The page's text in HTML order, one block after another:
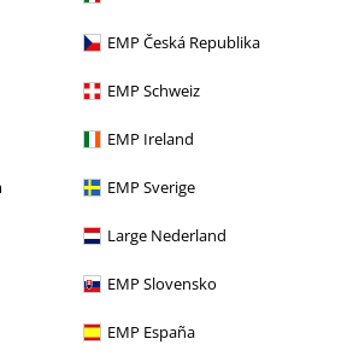
EMP Česká Republika
EMP Schweiz
EMP Ireland
EMP Sverige
Large Nederland
EMP Slovensko
EMP España
Plus d'options.